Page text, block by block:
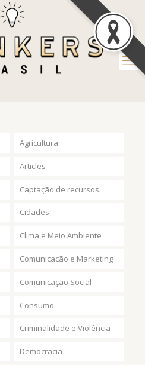
Agricultura
Articles
Captação de recursos
Cidades
Clima e Meio Ambiente
Comunicação e Marketing
Comunicação Social
Consumo
Criminalidade e Violência
Democracia